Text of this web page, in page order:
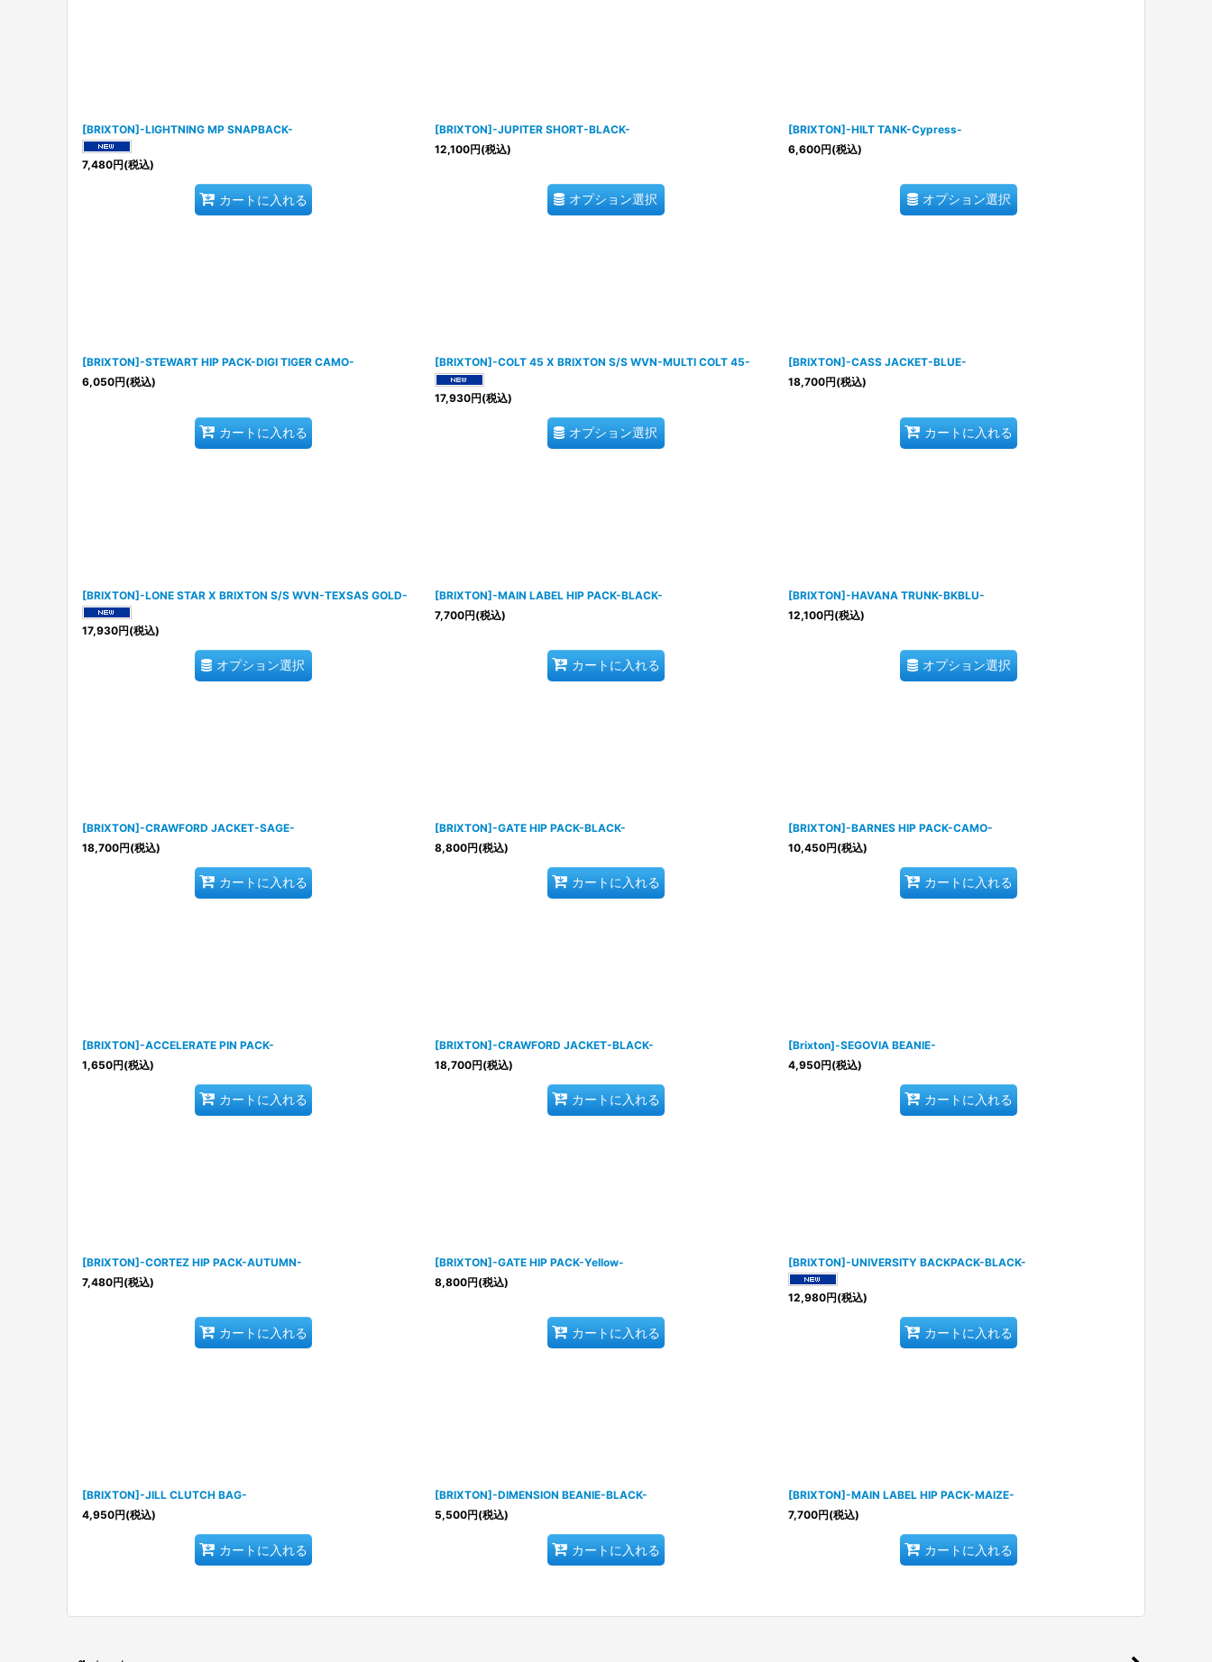
[BRIXTON]-LIGHTNING MP SNAPBACK-
7,480円(税込)
カートに入れる
[BRIXTON]-JUPITER SHORT-BLACK-
12,100円(税込)
オプション選択
[BRIXTON]-HILT TANK-Cypress-
6,600円(税込)
オプション選択
[BRIXTON]-STEWART HIP PACK-DIGI TIGER CAMO-
6,050円(税込)
カートに入れる
[BRIXTON]-COLT 45 X BRIXTON S/S WVN-MULTI COLT 45-
17,930円(税込)
オプション選択
[BRIXTON]-CASS JACKET-BLUE-
18,700円(税込)
カートに入れる
[BRIXTON]-LONE STAR X BRIXTON S/S WVN-TEXSAS GOLD-
17,930円(税込)
オプション選択
[BRIXTON]-MAIN LABEL HIP PACK-BLACK-
7,700円(税込)
カートに入れる
[BRIXTON]-HAVANA TRUNK-BKBLU-
12,100円(税込)
オプション選択
[BRIXTON]-CRAWFORD JACKET-SAGE-
18,700円(税込)
カートに入れる
[BRIXTON]-GATE HIP PACK-BLACK-
8,800円(税込)
カートに入れる
[BRIXTON]-BARNES HIP PACK-CAMO-
10,450円(税込)
カートに入れる
[BRIXTON]-ACCELERATE PIN PACK-
1,650円(税込)
カートに入れる
[BRIXTON]-CRAWFORD JACKET-BLACK-
18,700円(税込)
カートに入れる
[Brixton]-SEGOVIA BEANIE-
4,950円(税込)
カートに入れる
[BRIXTON]-CORTEZ HIP PACK-AUTUMN-
7,480円(税込)
カートに入れる
[BRIXTON]-GATE HIP PACK-Yellow-
8,800円(税込)
カートに入れる
[BRIXTON]-UNIVERSITY BACKPACK-BLACK-
12,980円(税込)
カートに入れる
[BRIXTON]-JILL CLUTCH BAG-
4,950円(税込)
カートに入れる
[BRIXTON]-DIMENSION BEANIE-BLACK-
5,500円(税込)
カートに入れる
[BRIXTON]-MAIN LABEL HIP PACK-MAIZE-
7,700円(税込)
カートに入れる